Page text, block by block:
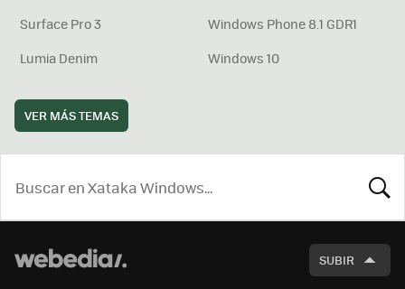
Surface Pro 3
Windows Phone 8.1 GDR1
Lumia Denim
Windows 10
VER MÁS TEMAS
SUBIR